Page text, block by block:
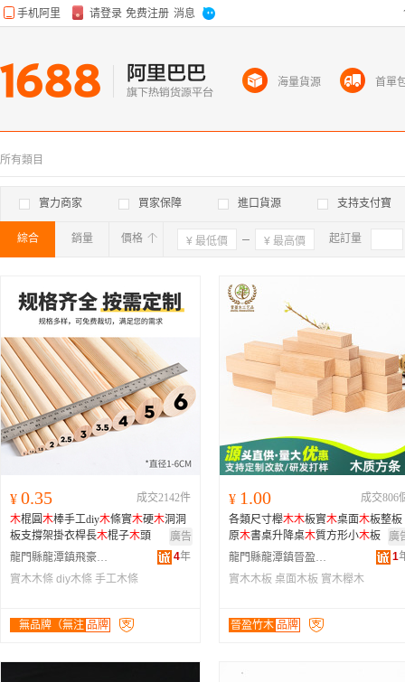
所有類目
實力商家 買家保障 進口貨源 支持支付寶
綜合 銷量 價格 確定 起訂量
¥ 0.35
成交2142件
木棍圓木棒手工diy木條實木硬木洞洞
板支撐架掛衣桿長木棍子木頭
廣告
龍門縣龍潭鎮飛豪竹木加工廠
4年
實木木條 diy木條 手工木條
無品牌（無注 品牌
¥ 1.00
成交806
各類尺寸櫸木木板實木桌面木板整板
原木書桌升降桌木質方形小木板
廣
龍門縣龍潭鎮晉盈竹木制品廠
1
實木木板 桌面木板 實木櫸木
晉盈竹木 品牌
海量貨源 首單